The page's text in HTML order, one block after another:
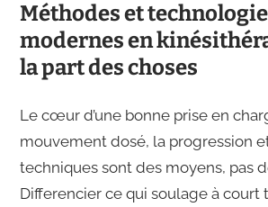
Méthodes et
modernes en
la part des choses
Le cœur d’une bonne prise en
mouvement dosé, la progression
techniques sont des moyens, pas
Differencier ce qui soulage à court